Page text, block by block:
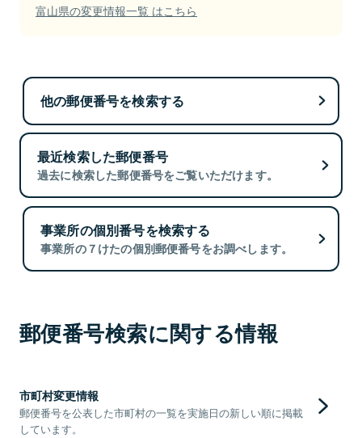
富山県の変更情報一覧 はこちら
他の郵便番号を検索する
最近検索した郵便番号
過去に検索した郵便番号をご覧いただけます。
事業所の個別番号を検索する
事業所の７けたの個別郵便番号をお調べします。
郵便番号検索に関する情報
市町村変更情報
郵便番号を公表した市町村の一覧を実施日の新しい順に掲載
しています。